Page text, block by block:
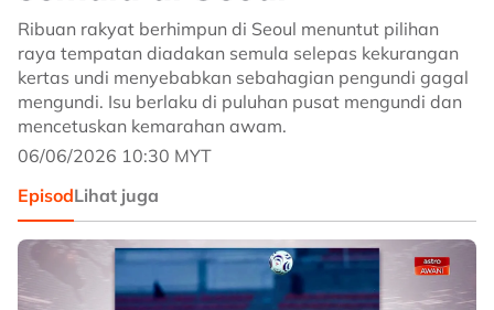
Ribuan rakyat berhimpun di Seoul menuntut pilihan
raya tempatan diadakan semula selepas kekurangan
kertas undi menyebabkan sebahagian pengundi gagal
mengundi. Isu berlaku di puluhan pusat mengundi dan
mencetuskan kemarahan awam.
06/06/2026 10:30 MYT
EpisodLihat juga